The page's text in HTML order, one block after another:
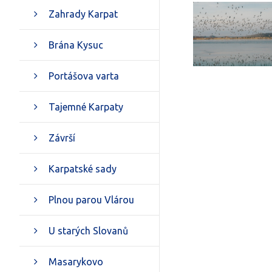
Zahrady Karpat
Brána Kysuc
Portášova varta
Tajemné Karpaty
Závrší
Karpatské sady
Plnou parou Vlárou
U starých Slovanů
Masarykovo